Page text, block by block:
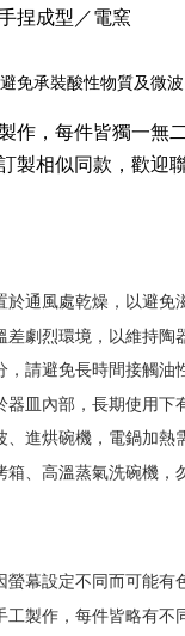
捏成型／電窯
免承裝酸性物質及微波
作，每件皆獨一無二
製相似同款，歡迎聯
於通風處乾燥，以避免
差劇烈環境，以維持陶
，請避免長時間接觸油
器皿內部，長期使用下
、進烘碗機，電鍋加熱
箱、高溫蒸氣洗碗機，
螢幕設定不同而可能有
工製作，每件皆略有不